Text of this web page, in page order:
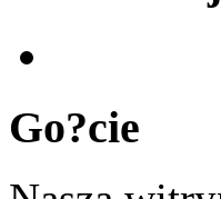
Go?cie